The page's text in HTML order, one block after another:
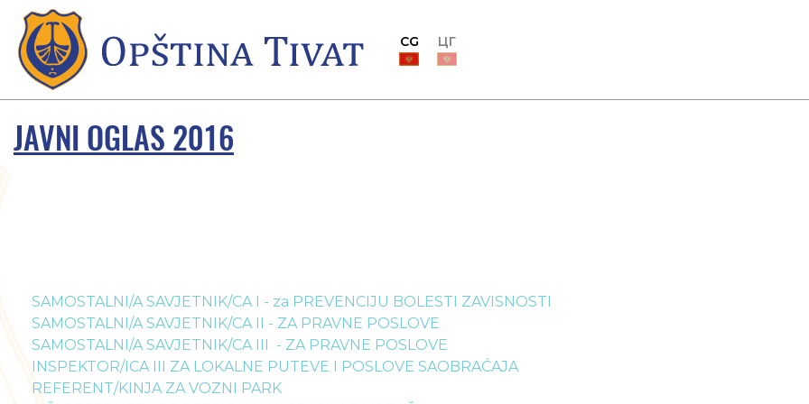
CG ЦГ
JAVNI OGLAS 2016
SAMOSTALNI/A SAVJETNIK/CA I - za PREVENCIJU BOLESTI ZAVISNOSTI
SAMOSTALNI/A SAVJETNIK/CA II - ZA PRAVNE POSLOVE
SAMOSTALNI/A SAVJETNIK/CA III - ZA PRAVNE POSLOVE
INSPEKTOR/ICA III ZA LOKALNE PUTEVE I POSLOVE SAOBRAĆAJA
REFERENT/KINJA ZA VOZNI PARK